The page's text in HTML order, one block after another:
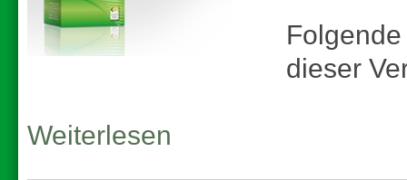
dieser
Weiterlesen